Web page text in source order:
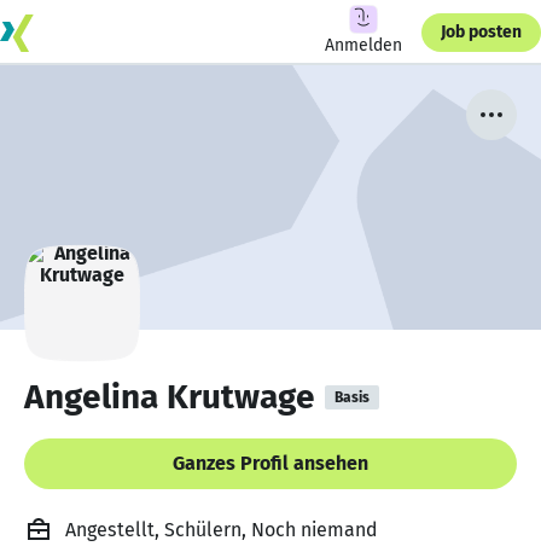
Anmelden
Job posten
Angelina Krutwage Basis
Ganzes Profil ansehen
Angestellt, Schülern, Noch niemand